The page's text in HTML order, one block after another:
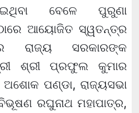
ବେଳେ ପୁରୁଣା
ଆୟୋଜିତ ସ୍ୱତନ୍ତ୍ର
ରାଜ୍ୟ ସରକାରଙ୍କ
ଶ୍ରୀ ପ୍ରଫୁଲ କୁମାର
ପଣ୍ଡା, ରାଜ୍ୟସଭା
ରଘୁନାଥ ମହାପାତ୍ର,